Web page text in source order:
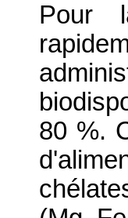
Pour
80 %.